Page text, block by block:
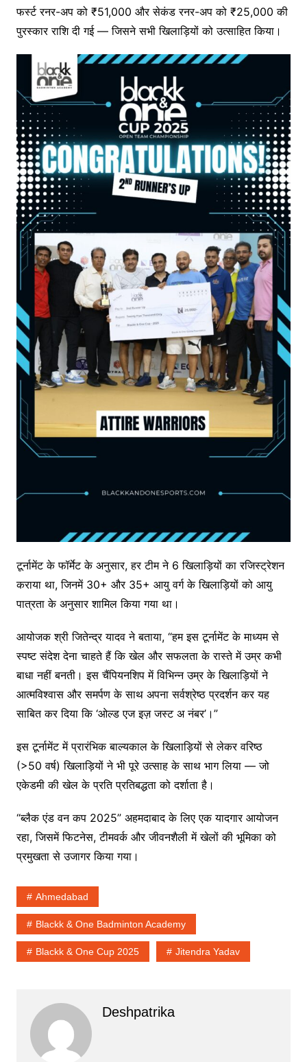
फर्स्ट रनर-अप को ₹51,000 और सेकंड रनर-अप को ₹25,000 की
पुरस्कार राशि दी गई — जिसने सभी खिलाड़ियों को उत्साहित किया।
टूर्नामेंट के फॉर्मेट के अनुसार, हर टीम ने 6 खिलाड़ियों का रजिस्ट्रेशन
कराया था, जिनमें 30+ और 35+ आयु वर्ग के खिलाड़ियों को आयु
पात्रता के अनुसार शामिल किया गया था।
आयोजक श्री जितेन्द्र यादव ने बताया, “हम इस टूर्नामेंट के माध्यम से
स्पष्ट संदेश देना चाहते हैं कि खेल और सफलता के रास्ते में उम्र कभी
बाधा नहीं बनती। इस चैंपियनशिप में विभिन्न उम्र के खिलाड़ियों ने
आत्मविश्वास और समर्पण के साथ अपना सर्वश्रेष्ठ प्रदर्शन कर यह
साबित कर दिया कि ‘ओल्ड एज इज़ जस्ट अ नंबर’।”
इस टूर्नामेंट में प्रारंभिक बाल्यकाल के खिलाड़ियों से लेकर वरिष्ठ
(>50 वर्ष) खिलाड़ियों ने भी पूरे उत्साह के साथ भाग लिया — जो
एकेडमी की खेल के प्रति प्रतिबद्धता को दर्शाता है।
“ब्लैक एंड वन कप 2025” अहमदाबाद के लिए एक यादगार आयोजन
रहा, जिसमें फिटनेस, टीमवर्क और जीवनशैली में खेलों की भूमिका को
प्रमुखता से उजागर किया गया।
Ahmedabad
Blackk & One Badminton Academy
Blackk & One Cup 2025 Jitendra Yadav
Deshpatrika